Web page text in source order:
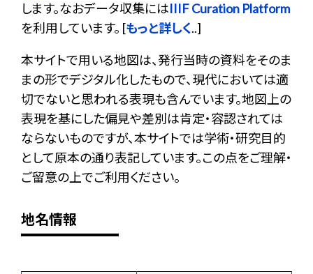
します。なおデータ収集にはIIIF Curation Platform
を利用しています。 [もっと詳しく..]
本サイトで用いる地図は、発行当時の資料をそのま
まの形でデジタル化したもので、現代においては適
切でないと思われる表現も含んでいます。地図上の
表現を基にした偏見や差別は肯定・容認されては
ならないものですが、本サイトでは学術・研究目的
として原本の通り表記しています。この点をご理解・
ご留意の上でご利用ください。
地名情報